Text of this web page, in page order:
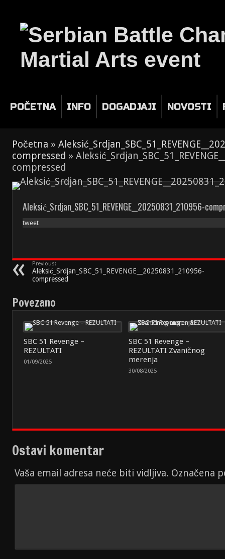
POČETNA INFO DOGADJAJI NOVOSTI
Početna »
compressed »
compressed
Aleksić_Srdjan_SBC_51_REVENGE__20250831_210956-
tweet
Previous:
Aleksić_Srdjan_SBC_51_REVENGE__20250831_210956-
compressed
Povezano
SBC 51 Revenge –
REZULTATI
01/09/2025
SBC 51 Revenge –
REZULTATI Zvaničnog
merenja
30/08/2025
Ostavi komentar
Vaša email adresa neće biti vidljiva. Označena